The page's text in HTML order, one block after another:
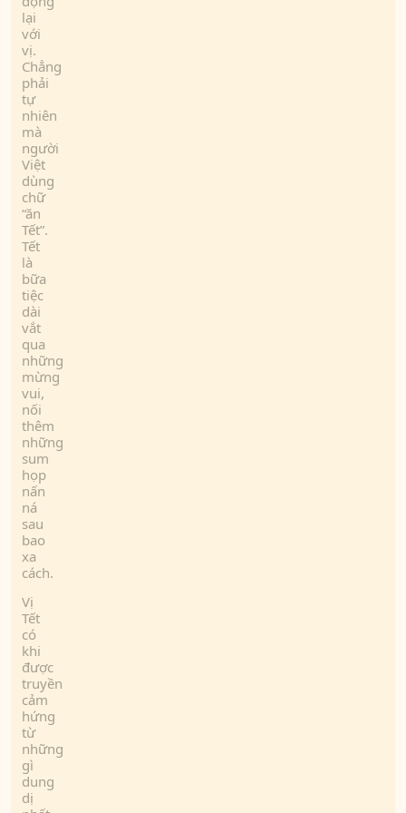
lại
với
vị.
Chẳng
phải
tự
nhiên
mà
người
Việt
dùng
chữ
“ăn
Tết”.
Tết
là
bữa
tiệc
dài
vắt
qua
những
mừng
vui,
nối
thêm
những
sum
họp
nấn
ná
sau
bao
xa
cách.
Vị
Tết
có
khi
được
truyền
cảm
hứng
từ
những
gì
dung
dị